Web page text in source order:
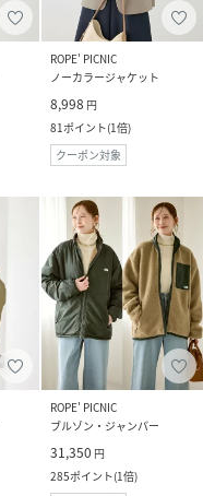
ROPE' PICNIC
ノーカラージャケット
8,998 円
81ポイント(1倍)
クーポン対象
ROPE' PICNIC
ブルゾン・ジャンパー
31,350 円
285ポイント(1倍)